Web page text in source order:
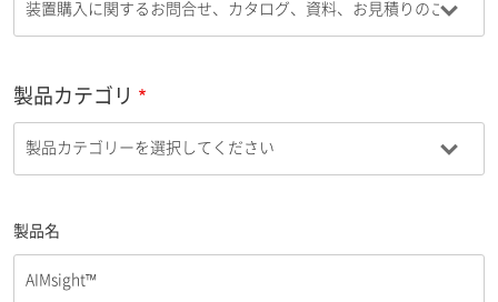
製品カテゴリ
製品名